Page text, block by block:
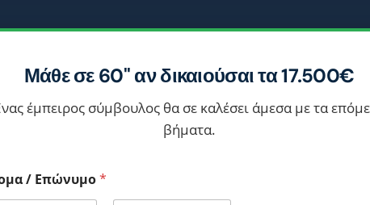
Μάθε σε 60'' αν δικαιούσαι τα 17.500€
έμπειρος σύμβουλος θα σε καλέσει άμεσα με τα
βήματα.
/ Επώνυμο*